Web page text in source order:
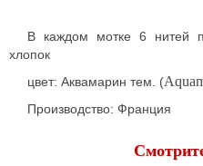
В каждом мотке 6 нитей
хлопок
цвет: Аквамарин тем. (
Производство: Франция